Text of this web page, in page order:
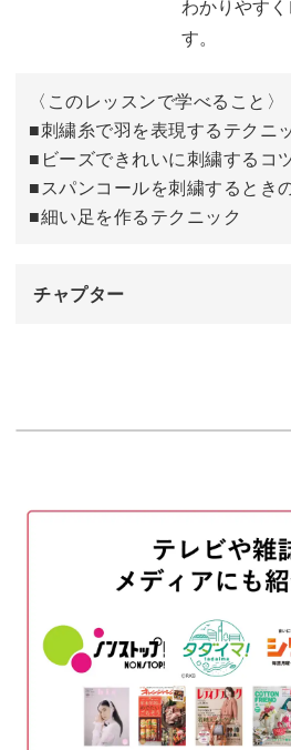
ぜひ、可愛いフラミンゴのブロー
わかりやす
す。
〈このレッスンで学べること〉
■刺繍糸で羽を表現するテクニ
■ビーズできれいに刺繍するコ
■スパンコールを刺繍するとき
■細い足を作るテクニック
チャプター
大きい羽をさす
小さい羽をさす
ビーズをさす
スパンコールをさす